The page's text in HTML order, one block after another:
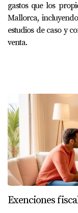
gastos que los
Mallorca,
estudios de caso y
venta.
Exenciones